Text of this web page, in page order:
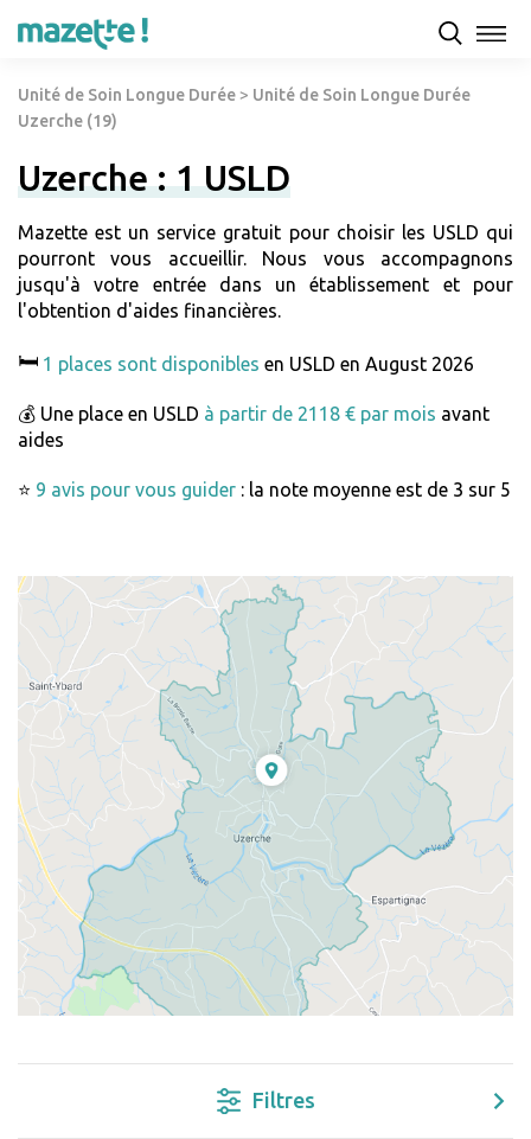
Unité de Soin Longue Durée > Unité de Soin Longue Durée
Uzerche (19)
Uzerche : 1 USLD
Mazette est un service gratuit pour choisir les USLD qui
pourront vous accueillir. Nous vous accompagnons
jusqu'à votre entrée dans un établissement et pour
l'obtention d'aides financières.
🛏️ 1 places sont disponibles en USLD en August 2026
💰 Une place en USLD à partir de 2118 € par mois avant
aides
⭐ 9 avis pour vous guider : la note moyenne est de 3 sur 5
Filtres